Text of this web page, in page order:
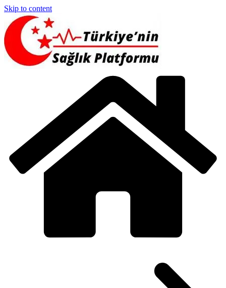
Skip to content